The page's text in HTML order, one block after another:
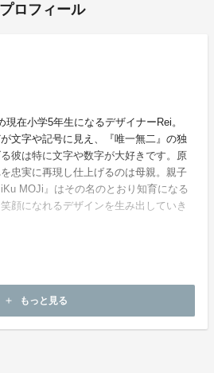
ロフィール
在小学5年生になるデザイナーRei。
文字や記号に見え、『唯一無二』の独
彼は特に文字や数字が大好きです。原
忠実に再現し仕上げるのは母親。親子
MOJi』はその名のとおり知育になる
顔になれるデザインを生み出していき
add もっと見る